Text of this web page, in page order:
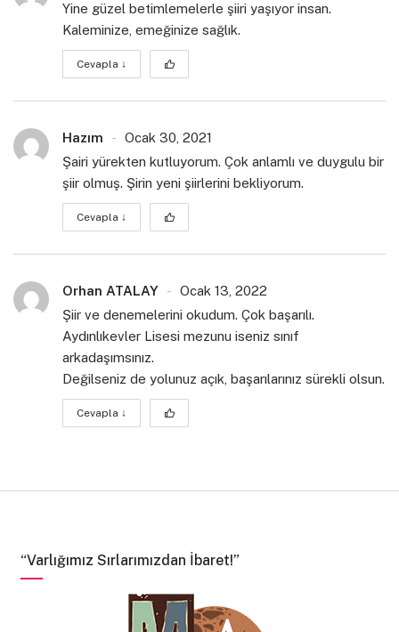
Yine güzel betimlemelerle şiiri yaşıyor insan.
Kaleminize, emeğinize sağlık.
Cevapla ↓
Hazım
Ocak 30, 2021
Şairi yürekten kutluyorum. Çok anlamlı ve duygulu bir
şiir olmuş. Şirin yeni şiirlerini bekliyorum.
Cevapla ↓
Orhan ATALAY
Ocak 13, 2022
Şiir ve denemelerini okudum. Çok başarılı.
Aydınlıkevler Lisesi mezunu iseniz sınıf
arkadaşımsınız.
Değilseniz de yolunuz açık, başarılarınız sürekli olsun.
Cevapla ↓
“Varlığımız Sırlarımızdan İbaret!”